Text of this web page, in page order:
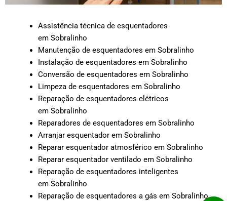
Assistência técnica de esquentadores
em Sobralinho
Manutenção de esquentadores em Sobralinho
Instalação de esquentadores em Sobralinho
Conversão de esquentadores em Sobralinho
Limpeza de esquentadores em Sobralinho
Reparação de esquentadores elétricos
em Sobralinho
Reparadores de esquentadores em Sobralinho
Arranjar esquentador em Sobralinho
Reparar esquentador atmosférico em Sobralinho
Reparar esquentador ventilado em Sobralinho
Reparação de esquentadores inteligentes
em Sobralinho
Reparação de esquentadores a gás em Sobralinho